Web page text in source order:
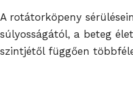
A rotátorköpeny
súlyosságától, a beteg
szintjétől függően